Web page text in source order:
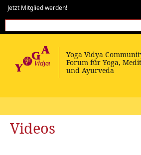
Jetzt Mitglied werden!
Videos